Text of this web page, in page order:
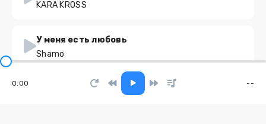
KARA KROSS
У меня есть любовь
Shamo
Обнимай меня
0:00 --